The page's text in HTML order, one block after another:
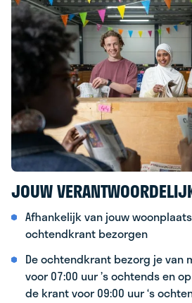
JOUW
Afhankelijk van jouw
ochtendkrant bezorgen
De ochtendkrant bezorg je van
voor 07:00 uur ’s ochtends en
de krant voor 09:00 uur ‘s